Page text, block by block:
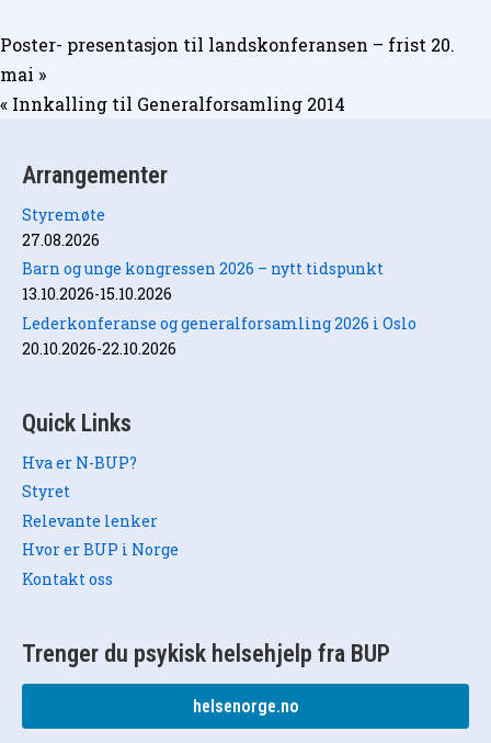
Innleggsnavigasjon
Poster- presentasjon til landskonferansen – frist 20.
mai »
« Innkalling til Generalforsamling 2014
Arrangementer
Styremøte
27.08.2026
Barn og unge kongressen 2026 – nytt tidspunkt
13.10.2026-15.10.2026
Lederkonferanse og generalforsamling 2026 i Oslo
20.10.2026-22.10.2026
Quick Links
Hva er N-BUP?
Styret
Relevante lenker
Hvor er BUP i Norge
Kontakt oss
Trenger du psykisk helsehjelp fra BUP
helsenorge.no